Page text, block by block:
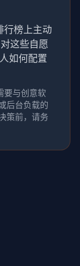
行榜上主动
这些自愿
如何配置
要与创意软
后台负载的
策前，请务